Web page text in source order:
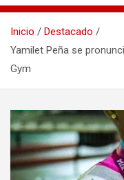
Inicio
Destacado
Yamilet Peña se
Gym